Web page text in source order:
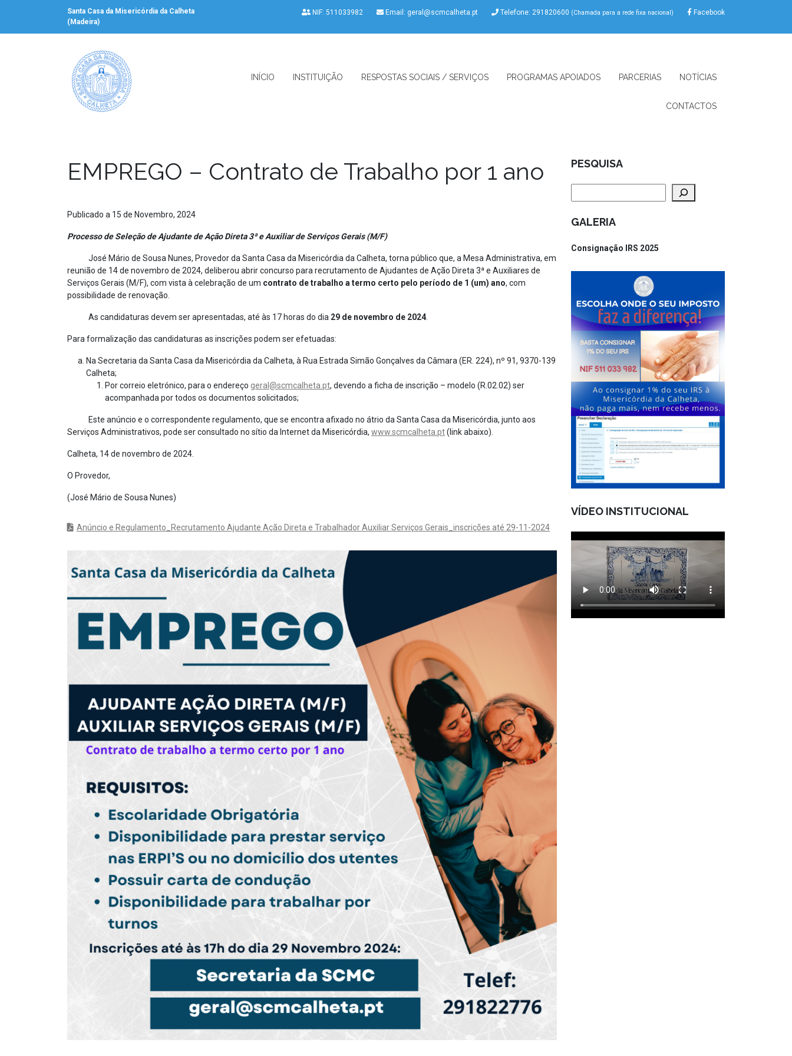
Santa Casa da Misericórdia da Calheta
(Madeira)
NIF: 511033982 Email: geral@scmcalheta.pt Telefone: 291820600 (Chamada para a rede fixa nacional) Facebook
INÍCIO INSTITUIÇÃO RESPOSTAS SOCIAIS / SERVIÇOS PROGRAMAS APOIADOS PARCERIAS NOTÍCIAS
CONTACTOS
EMPREGO – Contrato de Trabalho por 1 ano
Publicado a 15 de Novembro, 2024
Processo de Seleção de Ajudante de Ação Direta 3ª e Auxiliar de Serviços Gerais (M/F)
José Mário de Sousa Nunes, Provedor da Santa Casa da Misericórdia da Calheta, torna público que, a Mesa Administrativa, em
reunião de 14 de novembro de 2024, deliberou abrir concurso para recrutamento de Ajudantes de Ação Direta 3ª e Auxiliares de
Serviços Gerais (M/F), com vista à celebração de um contrato de trabalho a termo certo pelo período de 1 (um) ano, com
possibilidade de renovação.
As candidaturas devem ser apresentadas, até às 17 horas do dia 29 de novembro de 2024
Para formalização das candidaturas as inscrições podem ser efetuadas:
Na Secretaria da Santa Casa da Misericórdia da Calheta, à Rua Estrada Simão Gonçalves da Câmara (ER. 224), nº 91, 9370-139
Calheta;
Por correio eletrónico, para o endereço geral@scmcalheta.pt, devendo a ficha de inscrição – modelo (R.02.02) ser
acompanhada por todos os documentos solicitados;
Este anúncio e o correspondente regulamento, que se encontra afixado no átrio da Santa Casa da Misericórdia, junto aos
Serviços Administrativos, pode ser consultado no sítio da Internet da Misericórdia, www.scmcalheta.pt(link abaixo).
Calheta, 14 de novembro de 2024.
O Provedor,
(José Mário de Sousa Nunes)
Anúncio e Regulamento_Recrutamento Ajudante Ação Direta e Trabalhador Auxiliar Serviços Gerais_inscrições até 29-11-2024
PESQUISA
GALERIA
Consignação IRS 2025
VÍDEO INSTITUCIONAL